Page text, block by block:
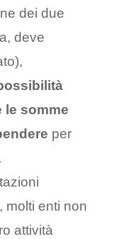
dei due
deve
le somme
per
molti enti non
attività